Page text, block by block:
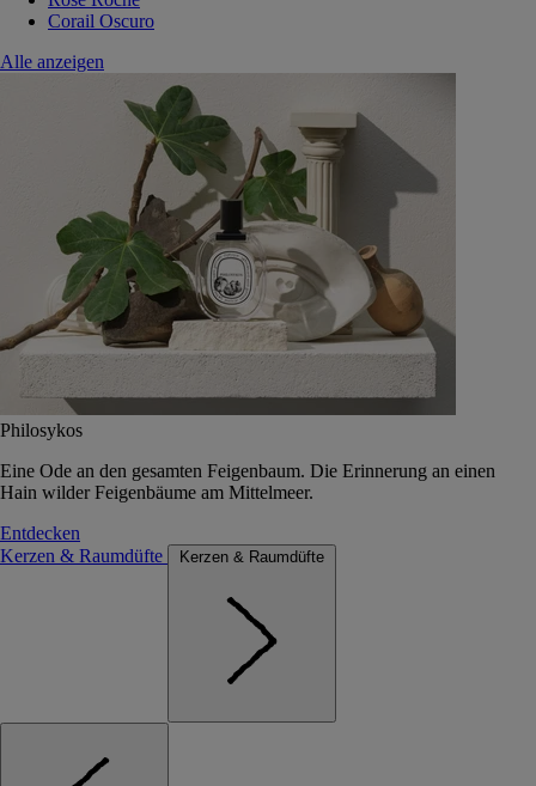
Corail Oscuro
Alle anzeigen
Philosykos
Eine Ode an den gesamten Feigenbaum. Die Erinnerung an einen
Hain wilder Feigenbäume am Mittelmeer.
Entdecken
Kerzen & Raumdüfte
Kerzen & Raumdüfte